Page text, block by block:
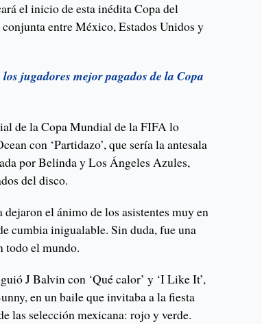
el inicio de esta inédita Copa del
entre México, Estados Unidos y
los jugadores mejor pagados de la Copa
de la Copa Mundial de la FIFA lo
con ‘Partidazo’, que sería la antesala
por Belinda y Los Ángeles Azules,
del disco.
el ánimo de los asistentes muy en
cumbia inigualable. Sin duda, fue una
todo el mundo.
J Balvin con ‘Qué calor’ y ‘I Like It’,
en un baile que invitaba a la fiesta
las selección mexicana: rojo y verde.